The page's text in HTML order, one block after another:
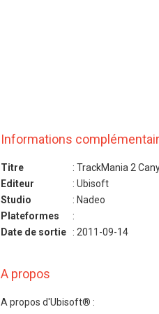
Informations
Titre
: TrackMania 2
Editeur
: Ubisoft
Studio
: Nadeo
Plateformes
:
Date de sortie
: 2011-09-14
A propos
A propos d'Ubisoft® :